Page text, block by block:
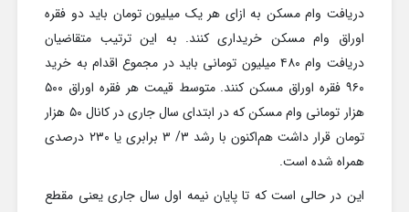
دریافت وام مسکن به ازای هر یک میلیون تومان باید دو فقره
اوراق وام مسکن خریداری کنند. به این ترتیب متقاضیان
دریافت وام ۴۸۰ میلیون تومانی باید در مجموع اقدام به خرید
۹۶۰ فقره اوراق مسکن کنند. متوسط قیمت هر فقره اوراق ۵۰۰
هزار تومانی وام مسکن که در ابتدای سال جاری در کانال ۵۰ هزار
تومان قرار داشت هم‌اکنون با رشد ۳/ ۳ برابری یا ۲۳۰ درصدی
همراه شده است.
این در حالی است که تا پایان نیمه اول سال جاری یعنی مقطع